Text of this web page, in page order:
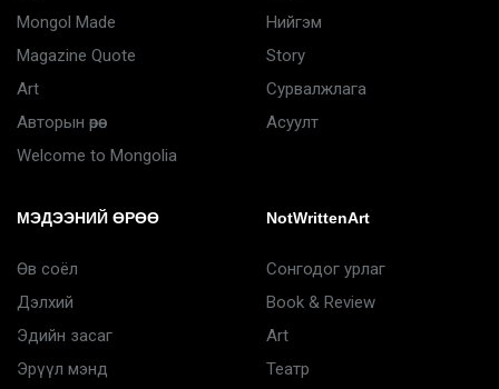
Mongol Made
Magazine Quote
Art
Авторын өрөө
Welcome to Mongolia
Нийгэм
Story
Сурвалжлага
Асуулт
МЭДЭЭНИЙ ӨРӨӨ
Өв соёл
Дэлхий
Эдийн засаг
Эрүүл мэнд
NotWrittenArt
Сонгодог урлаг
Book & Review
Art
Театр